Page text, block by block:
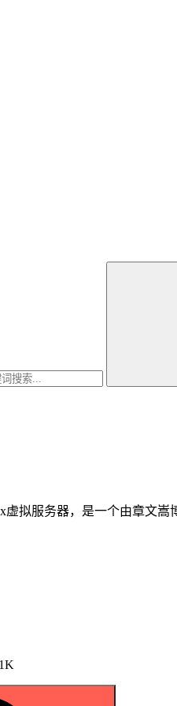
虚拟服务器，是一个由章文